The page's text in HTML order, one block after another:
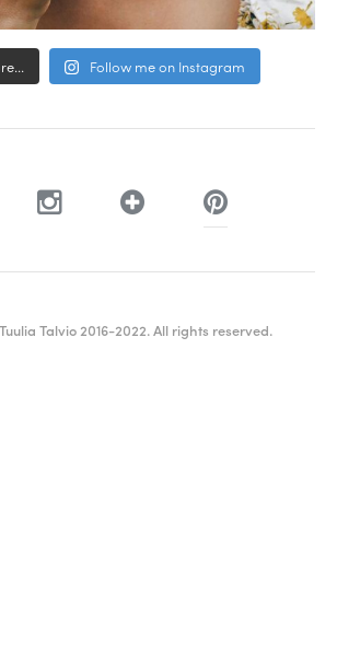
Follow me on Instagram
Talvio 2016-2022. All rights reserved.